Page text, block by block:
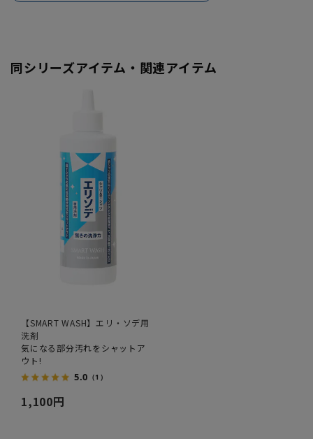
同シリーズアイテム・関連アイテム
【SMART WASH】エリ・ソデ用
洗剤
気になる部分汚れをシャットア
ウト!
5.0 （1）
1,100円